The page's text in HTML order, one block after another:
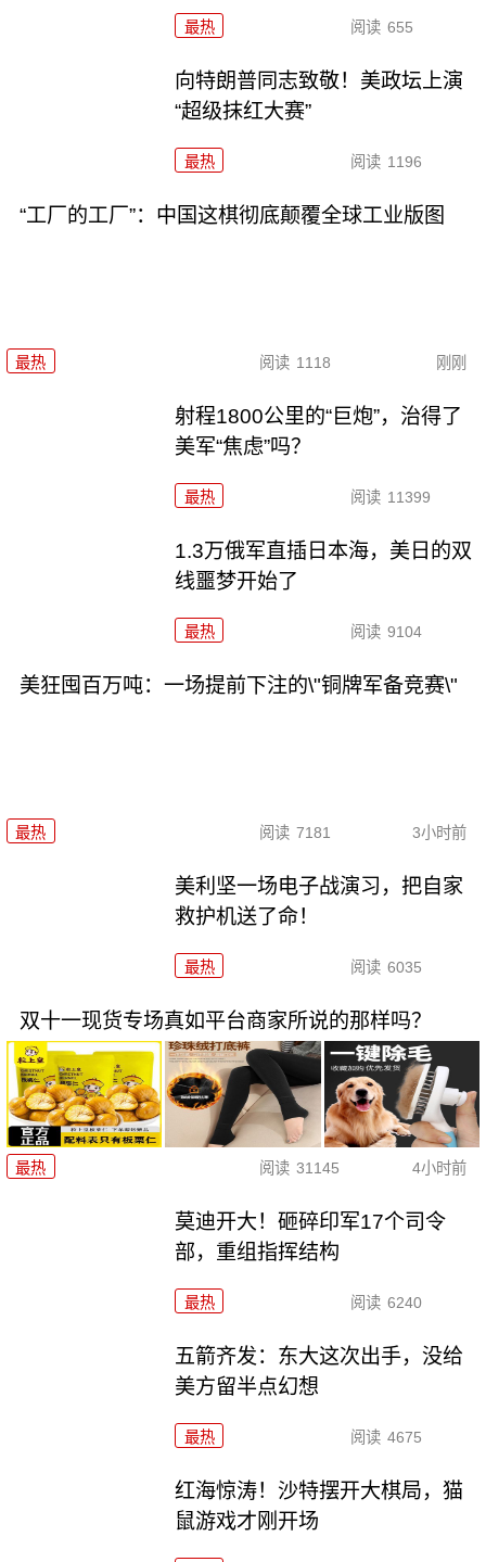
最热 阅读 655
向特朗普同志致敬！美政坛上演
“超级抹红大赛”
最热 阅读 1196
“工厂的工厂”：中国这棋彻底颠覆全球工业版图
最热 阅读 1118 刚刚
射程1800公里的“巨炮”，治得了
美军“焦虑”吗？
最热 阅读 11399
1.3万俄军直插日本海，美日的双
线噩梦开始了
最热 阅读 9104
美狂囤百万吨：一场提前下注的\"铜牌军备竞赛\"
最热 阅读 7181 3小时前
美利坚一场电子战演习，把自家
救护机送了命！
最热 阅读 6035
双十一现货专场真如平台商家所说的那样吗？
最热 阅读 31145 4小时前
莫迪开大！砸碎印军17个司令
部，重组指挥结构
最热 阅读 6240
五箭齐发：东大这次出手，没给
美方留半点幻想
最热 阅读 4675
红海惊涛！沙特摆开大棋局，猫
鼠游戏才刚开场